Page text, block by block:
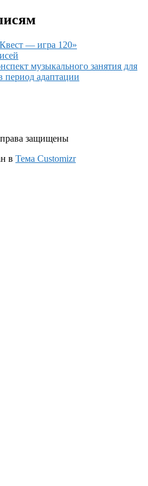
— игра 120»
музыкального занятия для
адаптации
защищены
в Тема Customizr